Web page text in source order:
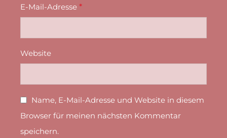
E-Mail-Adresse *
Website
Name, E-Mail-Adresse und Website in diesem
Browser für meinen nächsten Kommentar
speichern.